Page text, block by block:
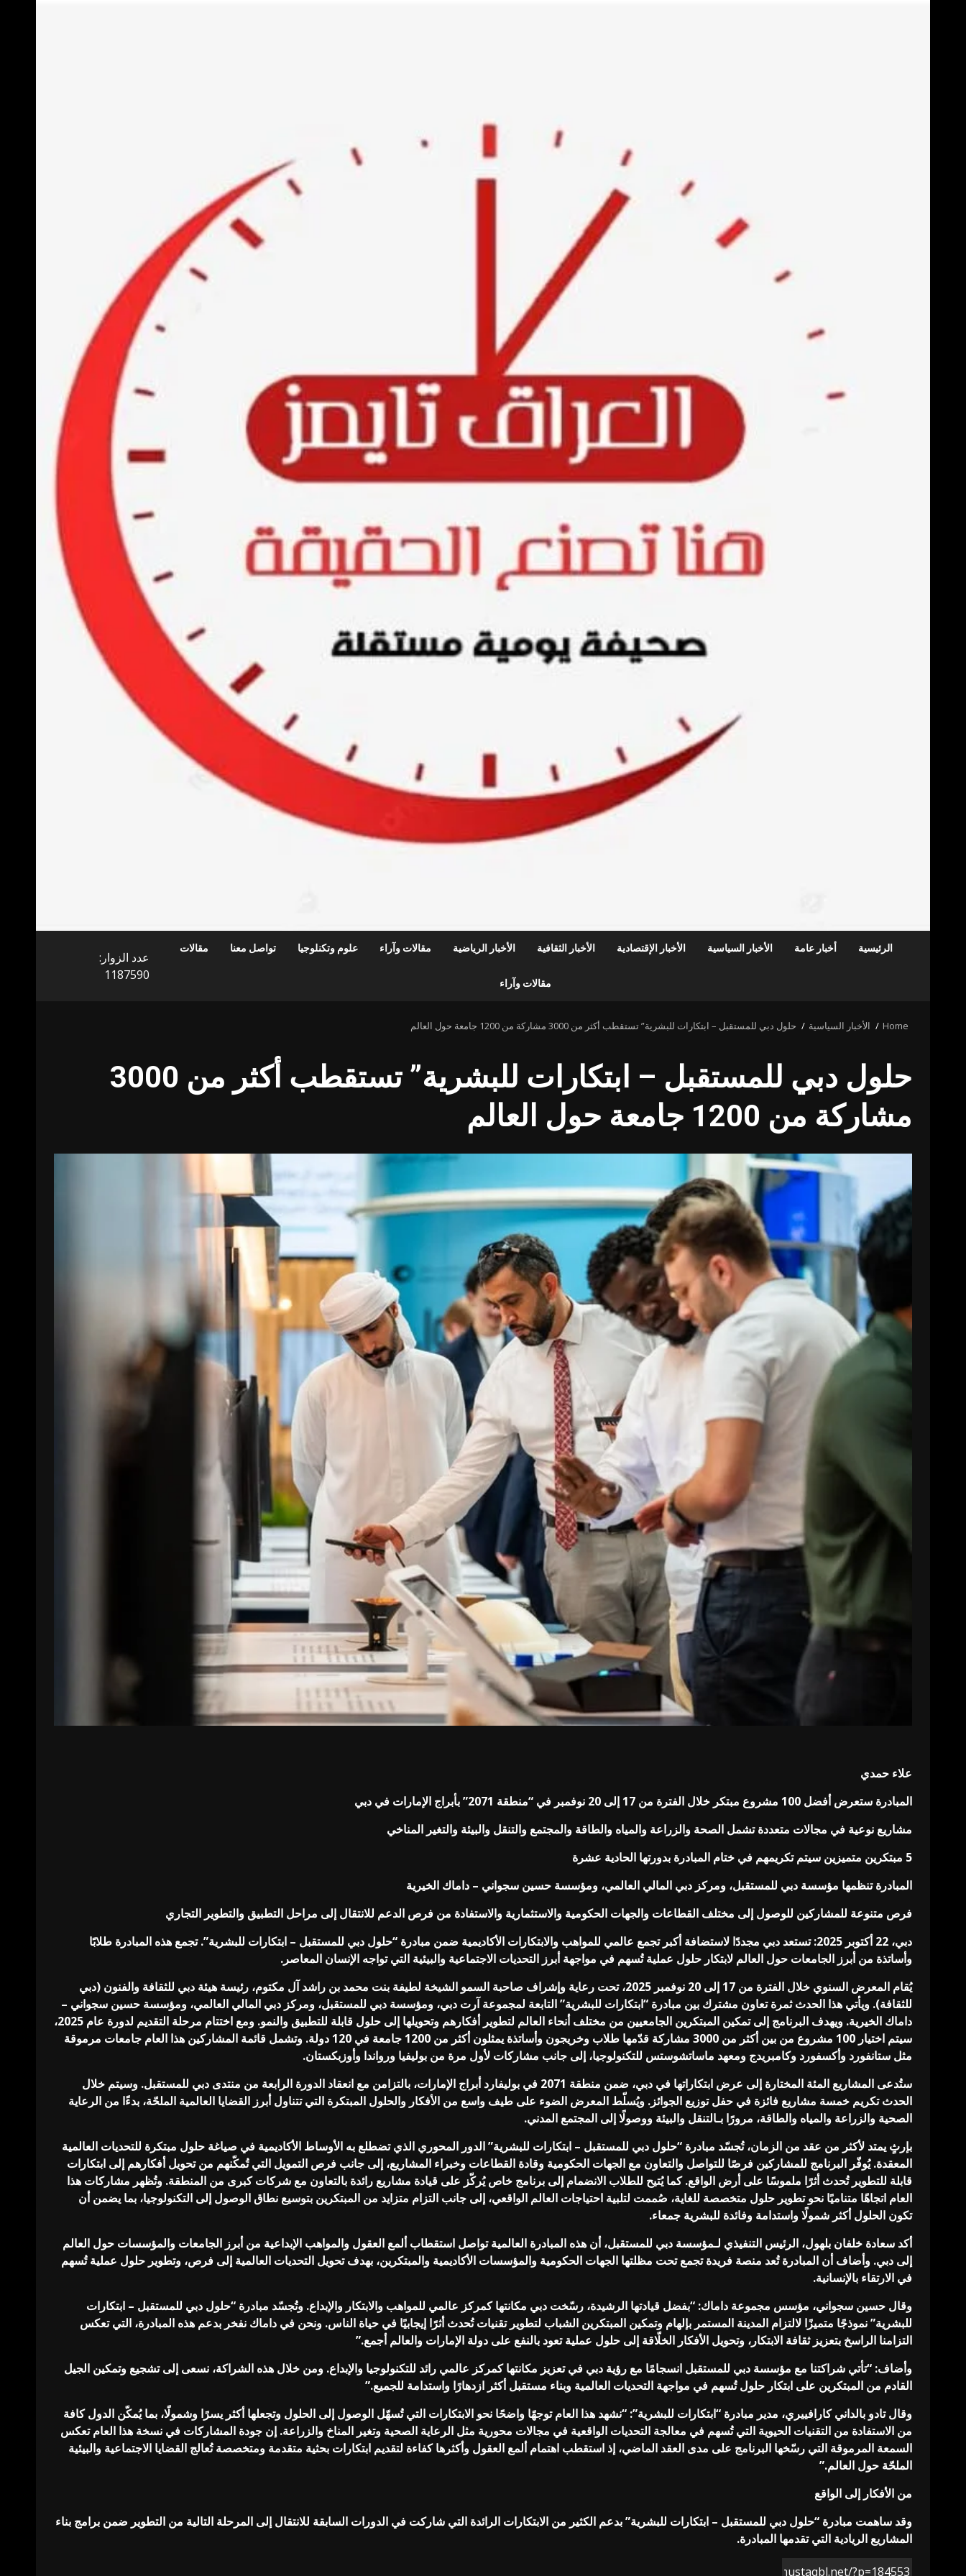
الرئيسية أخبار عامة الأخبار السياسية الأخبار الإقتصادية الأخبار الثقافية الأخبار الرياضية مقالات وآراء علوم وتكنلوجيا تواصل معنا مقالات
مقالات وآراء
عدد الزوار:
1187590
Home الأخبار السياسية حلول دبي للمستقبل – ابتكارات للبشرية” تستقطب أكثر من 3000 مشاركة من 1200 جامعة حول العالم
حلول دبي للمستقبل – ابتكارات للبشرية” تستقطب أكثر من 3000
مشاركة من 1200 جامعة حول العالم
علاء حمدي
المبادرة ستعرض أفضل 100 مشروع مبتكر خلال الفترة من 17 إلى 20 نوفمبر في “منطقة 2071” بأبراج الإمارات في دبي
مشاريع نوعية في مجالات متعددة تشمل الصحة والزراعة والمياه والطاقة والمجتمع والتنقل والبيئة والتغير المناخي
5 مبتكرين متميزين سيتم تكريمهم في ختام المبادرة بدورتها الحادية عشرة
المبادرة تنظمها مؤسسة دبي للمستقبل، ومركز دبي المالي العالمي، ومؤسسة حسين سجواني – داماك الخيرية
فرص متنوعة للمشاركين للوصول إلى مختلف القطاعات والجهات الحكومية والاستثمارية والاستفادة من فرص الدعم للانتقال إلى مراحل التطبيق والتطوير التجاري
دبي، 22 أكتوبر 2025: تستعد دبي مجددًا لاستضافة أكبر تجمع عالمي للمواهب والابتكارات الأكاديمية ضمن مبادرة “حلول دبي للمستقبل – ابتكارات للبشرية”. تجمع هذه المبادرة طلابًا
وأساتذة من أبرز الجامعات حول العالم لابتكار حلول عملية تُسهم في مواجهة أبرز التحديات الاجتماعية والبيئية التي تواجه الإنسان المعاصر.
يُقام المعرض السنوي خلال الفترة من 17 إلى 20 نوفمبر 2025، تحت رعاية وإشراف صاحبة السمو الشيخة لطيفة بنت محمد بن راشد آل مكتوم، رئيسة هيئة دبي للثقافة والفنون (دبي
للثقافة). ويأتي هذا الحدث ثمرة تعاون مشترك بين مبادرة “ابتكارات للبشرية” التابعة لمجموعة آرت دبي، ومؤسسة دبي للمستقبل، ومركز دبي المالي العالمي، ومؤسسة حسين سجواني –
داماك الخيرية. ويهدف البرنامج إلى تمكين المبتكرين الجامعيين من مختلف أنحاء العالم لتطوير أفكارهم وتحويلها إلى حلول قابلة للتطبيق والنمو. ومع اختتام مرحلة التقديم لدورة عام 2025،
سيتم اختيار 100 مشروع من بين أكثر من 3000 مشاركة قدّمها طلاب وخريجون وأساتذة يمثلون أكثر من 1200 جامعة في 120 دولة. وتشمل قائمة المشاركين هذا العام جامعات مرموقة
مثل ستانفورد وأكسفورد وكامبريدج ومعهد ماساتشوستس للتكنولوجيا، إلى جانب مشاركات لأول مرة من بوليفيا ورواندا وأوزبكستان.
ستُدعى المشاريع المئة المختارة إلى عرض ابتكاراتها في دبي، ضمن منطقة 2071 في بوليفارد أبراج الإمارات، بالتزامن مع انعقاد الدورة الرابعة من منتدى دبي للمستقبل. وسيتم خلال
الحدث تكريم خمسة مشاريع فائزة في حفل توزيع الجوائز. ويُسلّط المعرض الضوء على طيف واسع من الأفكار والحلول المبتكرة التي تتناول أبرز القضايا العالمية الملحّة، بدءًا من الرعاية
الصحية والزراعة والمياه والطاقة، مرورًا بـالتنقل والبيئة ووصولًا إلى المجتمع المدني.
بإرثٍ يمتد لأكثر من عقد من الزمان، تُجسّد مبادرة “حلول دبي للمستقبل – ابتكارات للبشرية” الدور المحوري الذي تضطلع به الأوساط الأكاديمية في صياغة حلول مبتكرة للتحديات العالمية
المعقدة. يُوفّر البرنامج للمشاركين فرصًا للتواصل والتعاون مع الجهات الحكومية وقادة القطاعات وخبراء المشاريع، إلى جانب فرص التمويل التي تُمكّنهم من تحويل أفكارهم إلى ابتكارات
قابلة للتطوير تُحدث أثرًا ملموسًا على أرض الواقع. كما يُتيح للطلاب الانضمام إلى برنامج خاص يُركّز على قيادة مشاريع رائدة بالتعاون مع شركات كبرى من المنطقة. وتُظهر مشاركات هذا
العام اتجاهًا متناميًا نحو تطوير حلول متخصصة للغاية، صُممت لتلبية احتياجات العالم الواقعي، إلى جانب التزام متزايد من المبتكرين بتوسيع نطاق الوصول إلى التكنولوجيا، بما يضمن أن
تكون الحلول أكثر شمولًا واستدامة وفائدة للبشرية جمعاء.
أكد سعادة خلفان بلهول، الرئيس التنفيذي لـمؤسسة دبي للمستقبل، أن هذه المبادرة العالمية تواصل استقطاب ألمع العقول والمواهب الإبداعية من أبرز الجامعات والمؤسسات حول العالم
إلى دبي. وأضاف أن المبادرة تُعد منصة فريدة تجمع تحت مظلتها الجهات الحكومية والمؤسسات الأكاديمية والمبتكرين، بهدف تحويل التحديات العالمية إلى فرص، وتطوير حلول عملية تُسهم
في الارتقاء بالإنسانية.
وقال حسين سجواني، مؤسس مجموعة داماك: “بفضل قيادتها الرشيدة، رسّخت دبي مكانتها كمركز عالمي للمواهب والابتكار والإبداع. وتُجسّد مبادرة “حلول دبي للمستقبل – ابتكارات
للبشرية” نموذجًا متميزًا لالتزام المدينة المستمر بإلهام وتمكين المبتكرين الشباب لتطوير تقنيات تُحدث أثرًا إيجابيًا في حياة الناس. ونحن في داماك نفخر بدعم هذه المبادرة، التي تعكس
التزامنا الراسخ بتعزيز ثقافة الابتكار، وتحويل الأفكار الخلّاقة إلى حلول عملية تعود بالنفع على دولة الإمارات والعالم أجمع.”
وأضاف: “تأتي شراكتنا مع مؤسسة دبي للمستقبل انسجامًا مع رؤية دبي في تعزيز مكانتها كمركز عالمي رائد للتكنولوجيا والإبداع. ومن خلال هذه الشراكة، نسعى إلى تشجيع وتمكين الجيل
القادم من المبتكرين على ابتكار حلول تُسهم في مواجهة التحديات العالمية وبناء مستقبل أكثر ازدهارًا واستدامة للجميع.”
وقال تادو بالداني كارافييري، مدير مبادرة “ابتكارات للبشرية”: “نشهد هذا العام توجهًا واضحًا نحو الابتكارات التي تُسهّل الوصول إلى الحلول وتجعلها أكثر يسرًا وشمولًا، بما يُمكّن الدول كافة
من الاستفادة من التقنيات الحيوية التي تُسهم في معالجة التحديات الواقعية في مجالات محورية مثل الرعاية الصحية وتغير المناخ والزراعة. إن جودة المشاركات في نسخة هذا العام تعكس
السمعة المرموقة التي رسّخها البرنامج على مدى العقد الماضي، إذ استقطب اهتمام ألمع العقول وأكثرها كفاءة لتقديم ابتكارات بحثية متقدمة ومتخصصة تُعالج القضايا الاجتماعية والبيئية
الملحّة حول العالم.”
من الأفكار إلى الواقع
وقد ساهمت مبادرة “حلول دبي للمستقبل – ابتكارات للبشرية” بدعم الكثير من الابتكارات الرائدة التي شاركت في الدورات السابقة للانتقال إلى المرحلة التالية من التطوير ضمن برامج بناء
المشاريع الريادية التي تقدمها المبادرة.